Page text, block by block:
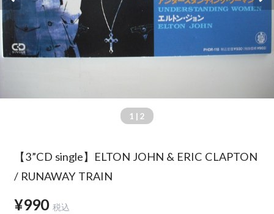
1 | 2
【3”CD single】ELTON JOHN & ERIC CLAPTON
/ RUNAWAY TRAIN
¥990 税込